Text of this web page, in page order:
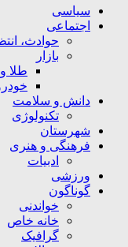
سیاسی
اجتماعی
حوادث،
بازار
طلا و
دانش و سلامت
تکنولوژی
شهرستان
فرهنگی و هنری
ادبیات
ورزشی
گوناگون
خواندنی
خانه خاص
گرافیک